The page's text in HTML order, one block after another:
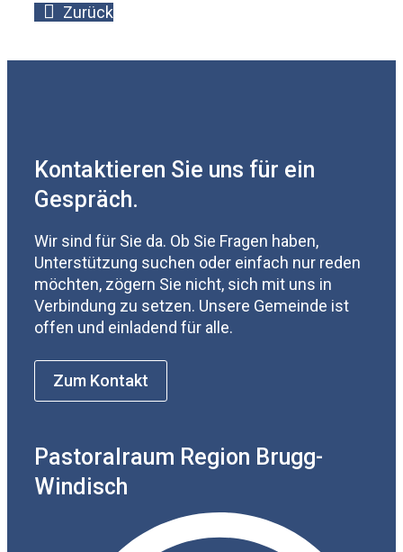
Zurück
Kontaktieren Sie uns für ein
Gespräch.
Wir sind für Sie da. Ob Sie Fragen haben,
Unterstützung suchen oder einfach nur reden
möchten, zögern Sie nicht, sich mit uns in
Verbindung zu setzen. Unsere Gemeinde ist
offen und einladend für alle.
Zum Kontakt
Pastoralraum Region Brugg-
Windisch